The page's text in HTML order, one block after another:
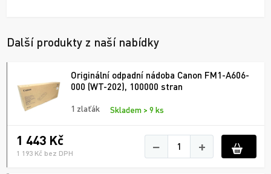
Další produkty z naší nabídky
Originální odpadní nádoba Canon FM1-A606-
000 (WT-202), 100000 stran
1 zlaťák Skladem > 9 ks
1 443 Kč
1 193 Kč bez DPH − +